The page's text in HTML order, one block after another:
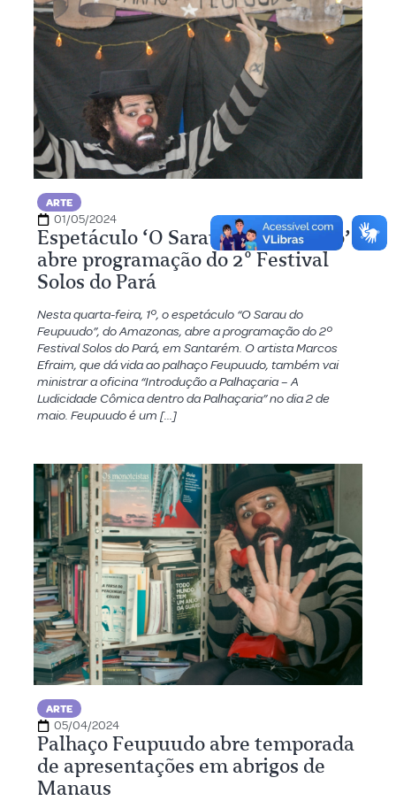
ARTE
01/05/2024
Espetáculo ‘O Sarau do Feupuudo’
abre programação do 2º Festival
Solos do Pará
Nesta quarta-feira, 1º, o espetáculo “O Sarau do
Feupuudo”, do Amazonas, abre a programação do 2º
Festival Solos do Pará, em Santarém. O artista Marcos
Efraim, que dá vida ao palhaço Feupuudo, também vai
ministrar a oficina “Introdução a Palhaçaria – A
Ludicidade Cômica dentro da Palhaçaria” no dia 2 de
maio. Feupuudo é um […]
ARTE
05/04/2024
Palhaço Feupuudo abre temporada
de apresentações em abrigos de
Manaus